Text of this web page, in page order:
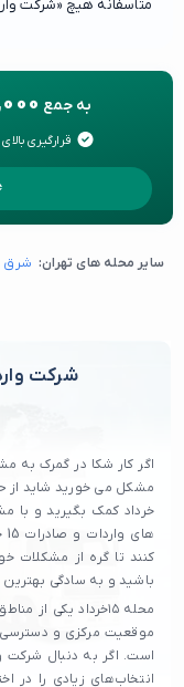
متاسفانه هیچ «شرکت واردات و
به جمع
قرارگیری
سایر محله های تهران: شرق
شرکت
اگر کار شکا در گمرک به
خرداد کمک بگیرید و با
کنند تا گره از مشکلات
باشید و به سادگی بهترین شرکت
محله ۱۵خرداد یکی
موقعیت مرکزی و دسترسی
انتخاب‌های زیادی را در